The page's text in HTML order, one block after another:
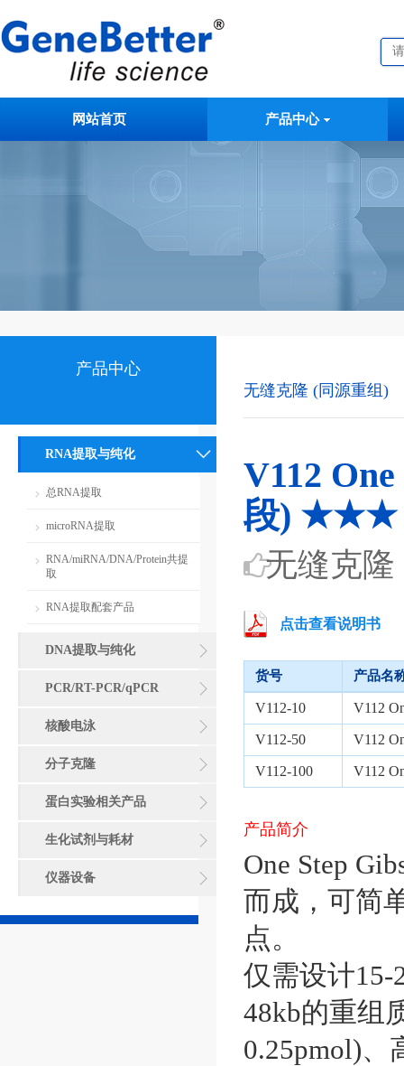
网站首页 产品中心
产品中心
RNA提取与纯化
总RNA提取
microRNA提取
RNA/miRNA/DNA/Protein共提
取
RNA提取配套产品
DNA提取与纯化
PCR/RT-PCR/qPCR
核酸电泳
分子克隆
蛋白实验相关产品
生化试剂与耗材
仪器设备
无缝克隆 (同源重组)
V112
段) ★★★
无缝克隆
点击查看说明书
货号 产品名
V112-10 V112
V112-50 V112
V112-100 V112
产品简介
One Step
而成，可简
点。
仅需设计15-
48kb的重组
0.25pmol)、